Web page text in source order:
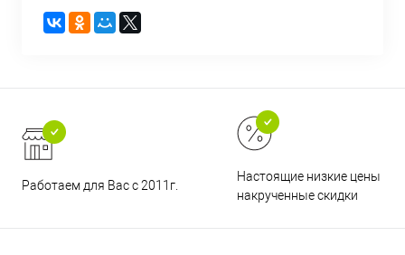
Работаем для Вас с 2011г.
Настоящие низкие цены и
накрученные скидки